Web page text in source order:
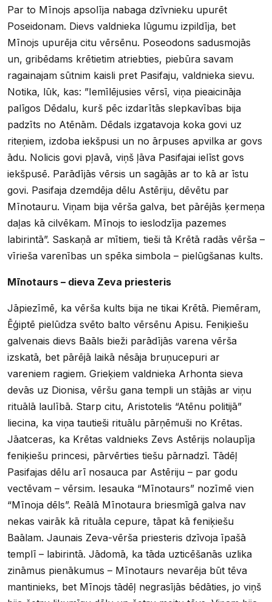
Par to Mīnojs apsolīja nabaga dzīvnieku upurēt
Poseidonam. Dievs valdnieka lūgumu izpildīja, bet
Mīnojs upurēja citu vērsēnu. Poseodons sadusmojās
un, gribēdams krētietim atriebties, piebūra savam
ragainajam sūtnim kaisli pret Pasifaju, valdnieka sievu.
Notika, lūk, kas: ”Iemīlējusies vērsī, viņa pieaicināja
palīgos Dēdalu, kurš pēc izdarītās slepkavības bija
padzīts no Atēnām. Dēdals izgatavoja koka govi uz
riteņiem, izdoba iekšpusi un no ārpuses apvilka ar govs
ādu. Nolicis govi pļavā, viņš ļāva Pasifajai ielīst govs
iekšpusē. Parādījās vērsis un sagājās ar to kā ar īstu
govi. Pasifaja dzemdēja dēlu Astēriju, dēvētu par
Mīnotauru. Viņam bija vērša galva, bet pārējās ķermeņa
daļas kā cilvēkam. Mīnojs to ieslodzīja pazemes
labirintā”. Saskaņā ar mītiem, tieši tā Krētā radās vērša –
vīrieša varenības un spēka simbola – pielūgšanas kults.
Mīnotaurs – dieva Zeva priesteris
Jāpiezīmē, ka vērša kults bija ne tikai Krētā. Piemēram,
Ēģiptē pielūdza svēto balto vērsēnu Apisu. Feniķiešu
galvenais dievs Baāls bieži parādījās varena vērša
izskatā, bet pārējā laikā nēsāja bruņucepuri ar
vareniem ragiem. Grieķiem valdnieka Arhonta sieva
devās uz Dionisa, vēršu gana templi un stājās ar viņu
rituālā laulībā. Starp citu, Aristotelis “Atēnu politijā”
liecina, ka viņa tautieši rituālu pārņēmuši no Krētas.
Jāatceras, ka Krētas valdnieks Zevs Astērijs nolaupīja
feniķiešu princesi, pārvērties tiešu pārnadzī. Tādēļ
Pasifajas dēlu arī nosauca par Astēriju – par godu
vectēvam – vērsim. Iesauka “Mīnotaurs” nozīmē vien
“Mīnoja dēls”. Reālā Mīnotaura briesmīgā galva nav
nekas vairāk kā rituāla cepure, tāpat kā feniķiešu
Baālam. Jaunais Zeva-vērša priesteris dzīvoja īpašā
templī – labirintā. Jādomā, ka tāda uzticēšanās uzlika
zināmus pienākumus – Mīnotaurs nevarēja būt tēva
mantinieks, bet Mīnojs tādēļ negrasījās bēdāties, jo viņš